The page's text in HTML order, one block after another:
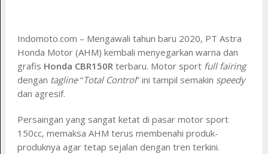
Indomoto.com – Mengawali tahun baru 2020, PT Astra
Honda Motor (AHM) kembali menyegarkan warna dan
grafis Honda CBR150Rterbaru. Motor sport full fairing
dengan tagline“Total Control” ini tampil semakin speedy
dan agresif.
Persaingan yang sangat ketat di pasar motor sport
150cc, memaksa AHM terus membenahi produk-
produknya agar tetap sejalan dengan tren terkini.